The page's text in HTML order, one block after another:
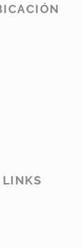
LINKS